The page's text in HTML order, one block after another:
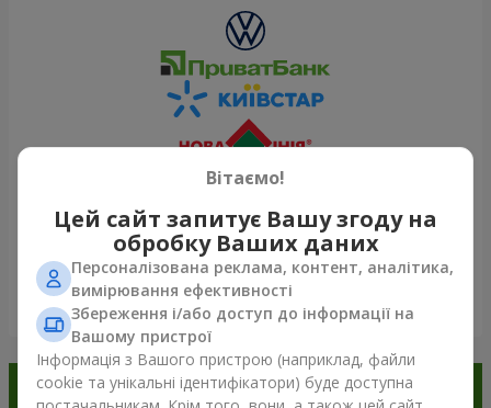
Переглянути все
Замовляйте в додатку
Вітаємо!
Цей сайт запитує Вашу згоду на
обробку Ваших даних
Персоналізована реклама, контент, аналітика,
вимірювання ефективності
Збереження і/або доступ до інформації на
Вашому пристрої
Інформація з Вашого пристрою (наприклад, файли
cookie та унікальні ідентифікатори) буде доступна